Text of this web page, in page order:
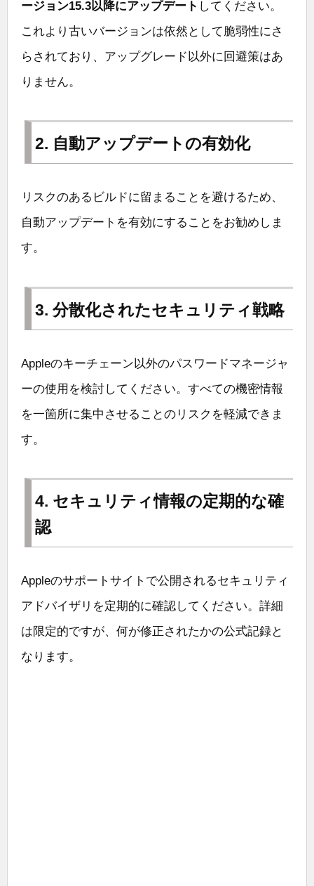
ージョン15.3以降にアップデート してください。
これより古いバージョンは依然として脆弱性にさ
らされており、アップグレード以外に回避策はあ
りません。
2. 自動アップデートの有効化
リスクのあるビルドに留まることを避けるため、
自動アップデートを有効にすることをお勧めしま
す。
3. 分散化されたセキュリティ戦略
Appleのキーチェーン以外のパスワードマネージャ
ーの使用を検討してください。すべての機密情報
を一箇所に集中させることのリスクを軽減できま
す。
4. セキュリティ情報の定期的な確
認
Appleのサポートサイトで公開されるセキュリティ
アドバイザリを定期的に確認してください。詳細
は限定的ですが、何が修正されたかの公式記録と
なります。